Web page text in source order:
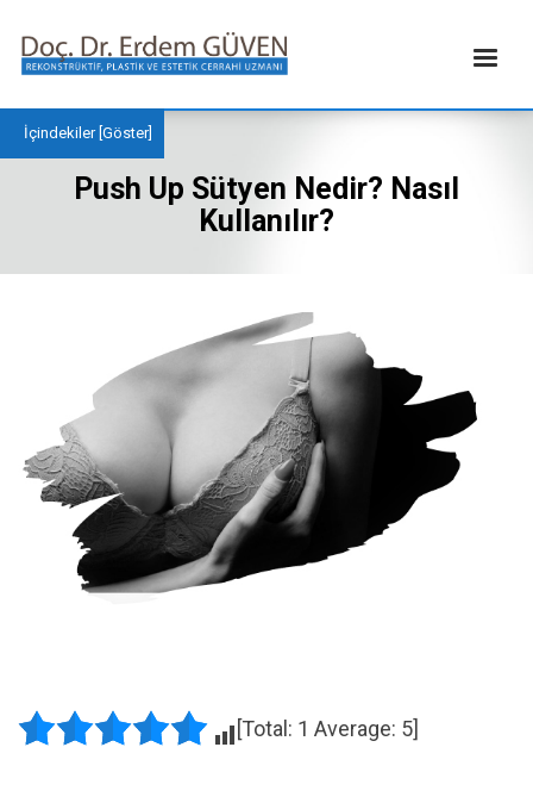
Push Up Sütyen Nedir? Nasıl
Kullanılır?
[Total: 1 Average: 5]
İçindekiler [ Göster]